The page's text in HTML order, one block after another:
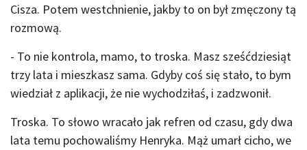
Cisza. Potem westchnienie, jakby to on był zmęczony tą
rozmową.
- To nie kontrola, mamo, to troska. Masz sześćdziesiąt
trzy lata i mieszkasz sama. Gdyby coś się stało, to bym
wiedział z aplikacji, że nie wychodziłaś, i zadzwonił.
Troska. To słowo wracało jak refren od czasu, gdy dwa
lata temu pochowaliśmy Henryka. Mąż umarł cicho, we